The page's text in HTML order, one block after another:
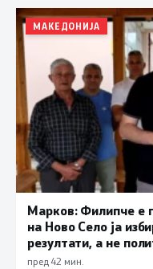
МАКЕДОНИЈА
Марков: Филипче е
на Ново Село ја
резултати, а не
пред 42 мин.